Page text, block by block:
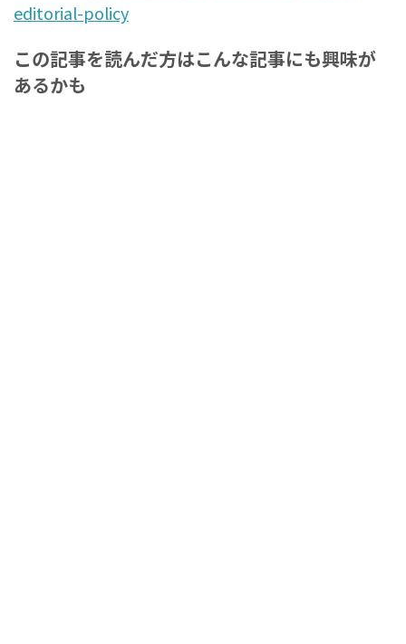
editorial-policy
この記事を読んだ方はこんな記事にも興味が
あるかも